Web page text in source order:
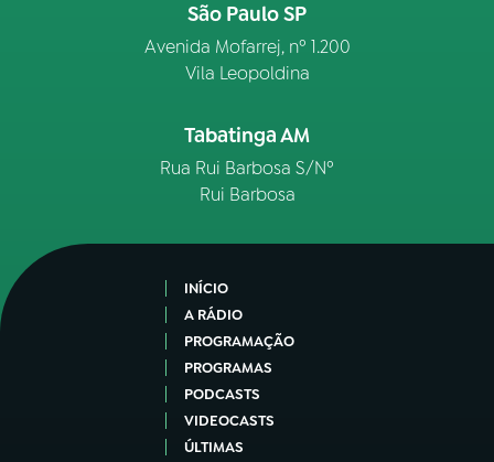
São Paulo SP
Avenida Mofarrej, nº 1.200
Vila Leopoldina
Tabatinga AM
Rua Rui Barbosa S/Nº
Rui Barbosa
INÍCIO
A RÁDIO
PROGRAMAÇÃO
PROGRAMAS
PODCASTS
VIDEOCASTS
ÚLTIMAS